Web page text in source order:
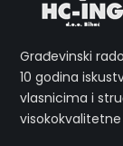
Građevinski
10 godina
vlasnicima i